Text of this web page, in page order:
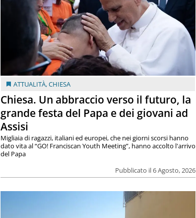
ATTUALITÀ,CHIESA
Chiesa. Un abbraccio verso il futuro, la
grande festa del Papa e dei giovani ad
Assisi
Pubblicato il 6 Agosto, 2026
Migliaia di ragazzi, italiani ed europei, che nei giorni scorsi hanno
dato vita al “GO! Franciscan Youth Meeting”, hanno accolto l'arrivo
del Papa